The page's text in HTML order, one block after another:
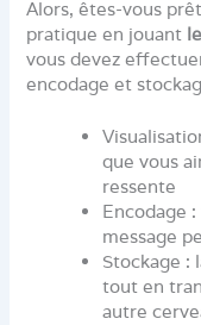
Alors, êtes-vous
pratique en jouant
vous devez
encodage et
que vous
ressente
Encodage
message
Stockage :
tout en
autre